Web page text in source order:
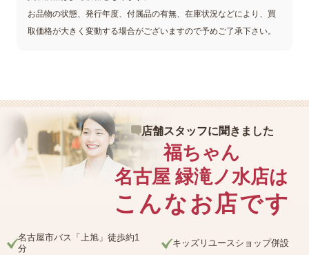
お品物の状態、発行年度、付属品の有無、在庫状況などにより、買
取価格が大きく変動する場合がございますので予めご了承下さい。
店舗スタッフに聞きました
福ちゃん
名古屋 緑滝ノ水店は
こんなお店です
名古屋市バス「上旭」徒歩約1
分
キッズリユースショップ併設